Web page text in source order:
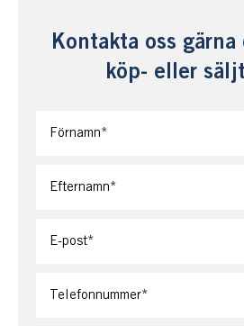
Kontakta oss
köp- eller